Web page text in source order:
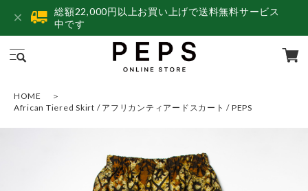
総額22,000円以上お買い上げで送料無料サービス
中です
HOME
African Tiered Skirt / アフリカンティアードスカート / PEPS